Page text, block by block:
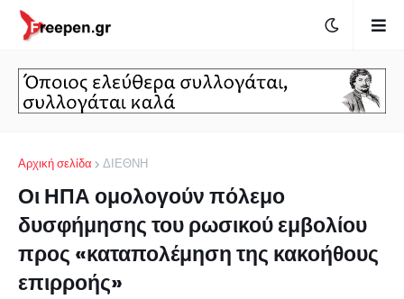
Αρχική σελίδα ΔΙΕΘΝΗ
Οι ΗΠΑ ομολογούν πόλεμο
δυσφήμησης του ρωσικού εμβολίου
προς «καταπολέμηση της κακοήθους
επιρροής»